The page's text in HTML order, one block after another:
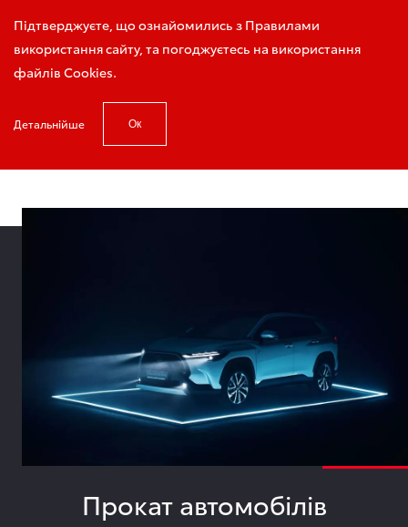
Підтверджуєте, що ознайомились з Правилами
використання сайту, та погоджуєтесь на використання
файлів Cookies.
Детальнійше Ок
Запис на тест-драйв
Головна Прокат автомобілів
Прокат автомобілів